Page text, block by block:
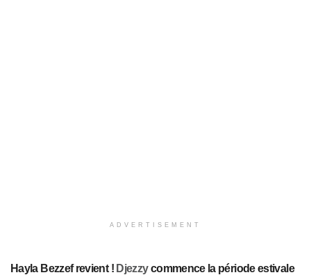
ADVERTISEMENT
Hayla Bezzef revient ! Djezzycommence la période estivale